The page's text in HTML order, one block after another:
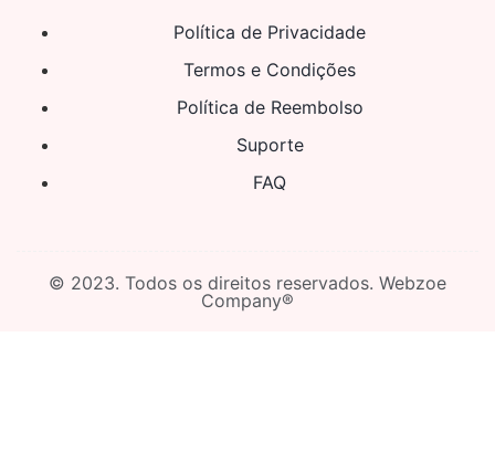
Política de Privacidade
Termos e Condições
Política de Reembolso
Suporte
FAQ
© 2023. Todos os direitos reservados. Webzoe
Company®